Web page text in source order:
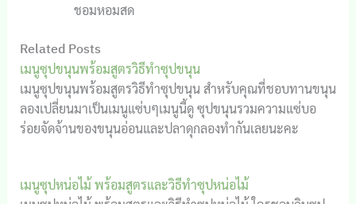
ชอมหอมสด
Related Posts
เมนูซุปขนุนพร้อมสูตรวิธีทำซุปขนุน
เมนูซุปขนุนพร้อมสูตรวิธีทำซุปขนุน สำหรับคุณที่ชอบทานขนุน
ลองเปลี่ยนมาเป็นเมนูแซ่บๆเมนูนี้ดู ซุปขนุนรวมความแซ่บอ
ร่อยจัดจ้านของขนุนอ่อนและปลาดุกลองทำกันเลยนะคะ
เมนูซุปหน่อไม้ พร้อมสูตรและวิธีทำซุปหน่อไม้